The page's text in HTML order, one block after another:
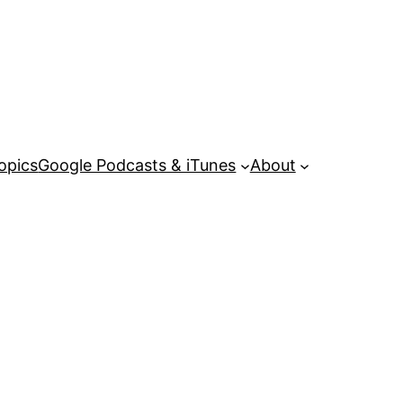
Google Podcasts & iTunes About